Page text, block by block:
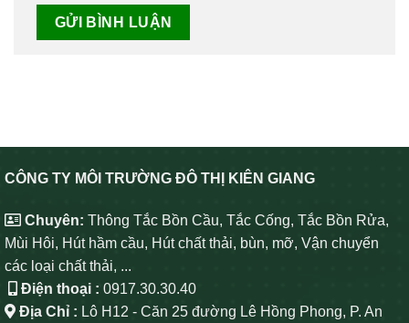
CÔNG TY MÔI TRƯỜNG ĐÔ THỊ KIÊN GIANG
Chuyên: Thông Tắc Bồn Cầu, Tắc Cống, Tắc Bồn Rửa,
Mùi Hôi, Hút hầm cầu, Hút chất thải, bùn, mỡ, Vận chuyển
các loại chất thải, ...
Điện thoại : 0917.30.30.40
Địa Chỉ : Lô H12 - Căn 25 đường Lê Hồng Phong, P. An